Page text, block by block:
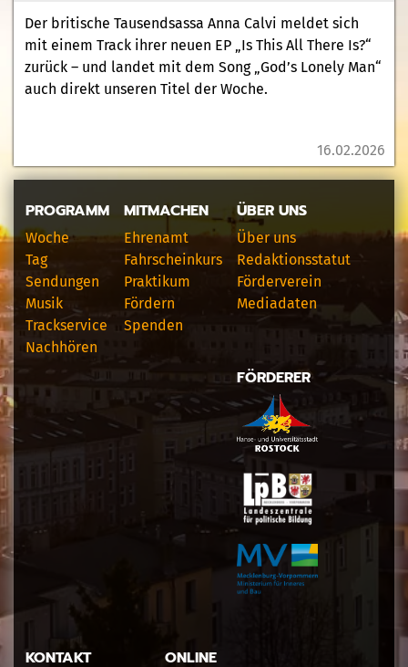
Der britische Tausendsassa Anna Calvi meldet sich
mit einem Track ihrer neuen EP „Is This All There Is?“
zurück – und landet mit dem Song „God’s Lonely Man“
auch direkt unseren Titel der Woche.
16.02.2026
PROGRAMM
Woche
Tag
Sendungen
Musik
Trackservice
Nachhören
MITMACHEN
Ehrenamt
Fahrscheinkurs
Praktikum
Fördern
Spenden
ÜBER UNS
Über uns
Redaktionsstatut
Förderverein
Mediadaten
FÖRDERER
KONTAKT ONLINE